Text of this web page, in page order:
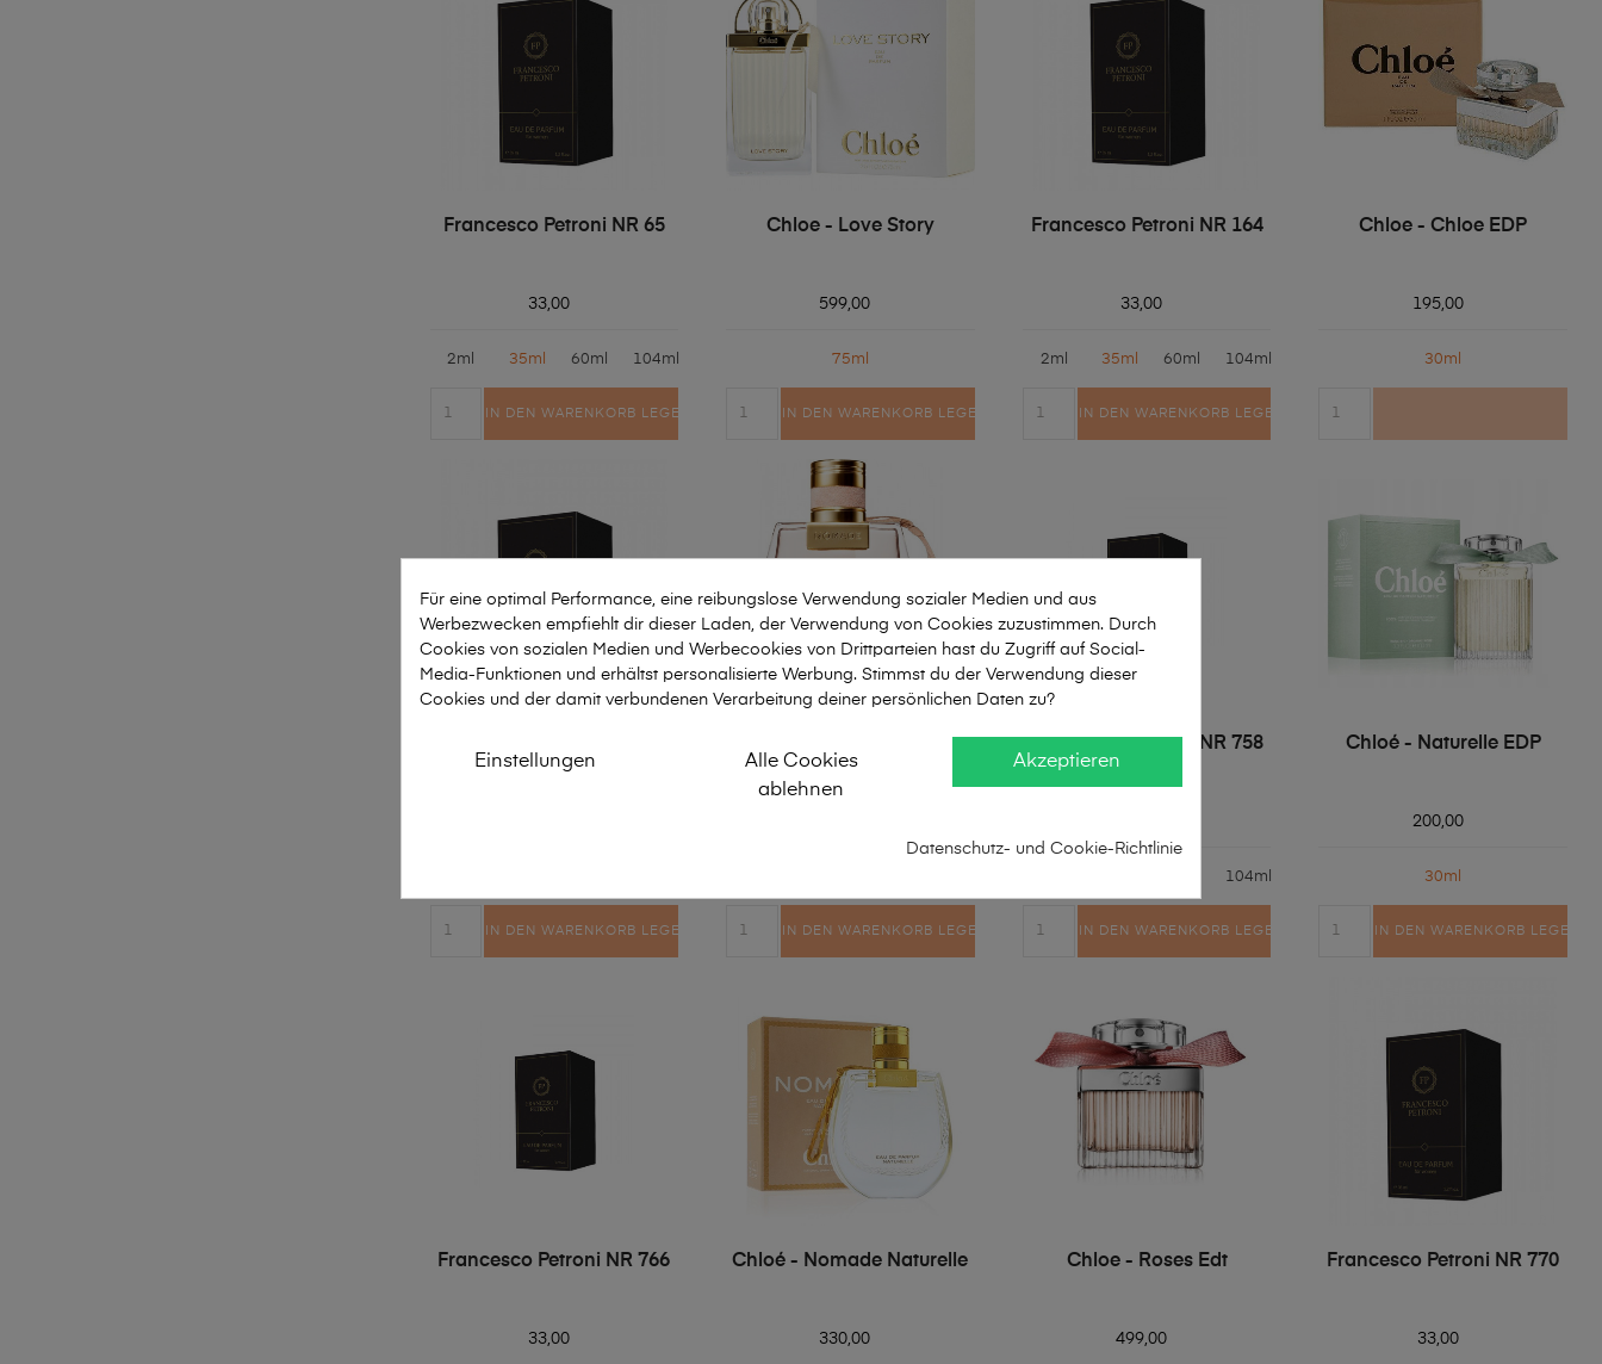
Francesco Petroni NR 65
33,00
2ml 35ml 60ml 104ml
IN DEN WARENKORB LEGEN
Chloe - Love Story
599,00
75ml
IN DEN WARENKORB LEGEN
Francesco Petroni NR 164
33,00
2ml 35ml 60ml 104ml
IN DEN WARENKORB LEGEN
Chloe - Chloe EDP
195,00
30ml
IN DEN WARENKORB LEGEN IN DEN WARENKORB LEGEN
Francesco Petroni NR 758
104ml
IN DEN WARENKORB LEGEN
Chloé - Naturelle EDP
200,00
30ml
IN DEN WARENKORB LEGEN
Francesco Petroni NR 766
33,00
Chloé - Nomade Naturelle
330,00
Chloe - Roses Edt
499,00
Francesco Petroni NR 770
33,00
Für eine optimal Performance, eine reibungslose Verwendung sozialer Medien und aus
Werbezwecken empfiehlt dir dieser Laden, der Verwendung von Cookies zuzustimmen. Durch
Cookies von sozialen Medien und Werbecookies von Drittparteien hast du Zugriff auf Social-
Media-Funktionen und erhältst personalisierte Werbung. Stimmst du der Verwendung dieser
Cookies und der damit verbundenen Verarbeitung deiner persönlichen Daten zu?
Akzeptieren
Alle Cookies
ablehnen
Einstellungen
Datenschutz- und Cookie-Richtlinie